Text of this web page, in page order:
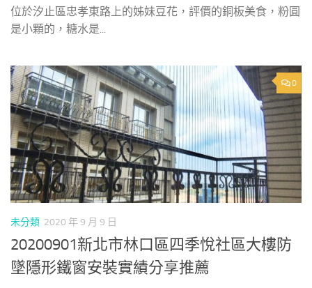
位於汐止區忠孝東路上的姊妹豆花，評價的銅板美食，粉圓
是小顆的，糖水是...
0
未分類 2020 年 9 月 9 日
20200901新北市林口區四季悅社區大樓防
墜隱形鐵窗安裝實績分享推薦